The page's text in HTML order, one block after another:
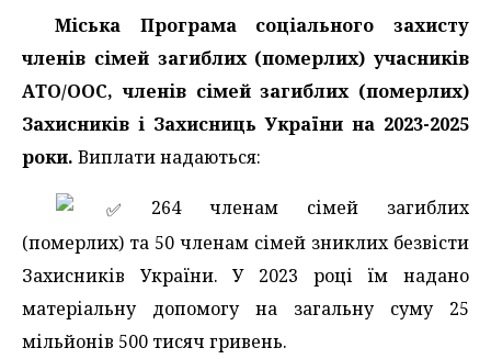
Міська Програма соціального захисту
членів сімей загиблих (померлих) учасників
АТО/ООС, членів сімей загиблих (померлих)
Захисників і Захисниць України на 2023-2025
роки. Виплати надаються:
️ 264 членам сімей загиблих
(померлих) та 50 членам сімей зниклих безвісти
Захисників України. У 2023 році їм надано
матеріальну допомогу на загальну суму 25
мільйонів 500 тисяч гривень.